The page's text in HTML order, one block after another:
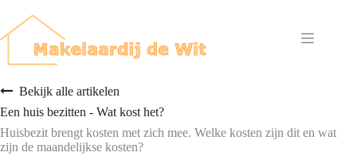
de
Bekijk alle artikelen
Een huis bezitten - Wat kost het?
Huisbezit brengt kosten met zich mee. Welke kosten zijn dit en wat
zijn de maandelijkse kosten?